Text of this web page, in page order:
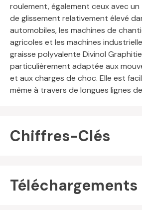
roulement, également ceux avec
de glissement relativement élevé
automobiles, les machines de
agricoles et les machines
graisse polyvalente Divinol
particulièrement adaptée aux
et aux charges de choc. Elle est
même à travers de longues lignes
Chiffres-Clés
Téléchargements